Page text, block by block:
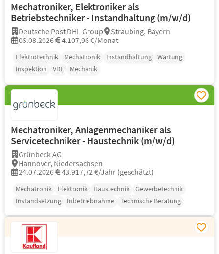
Mechatroniker, Elektroniker als
Betriebstechniker - Instandhaltung (m/w/d)
Deutsche Post DHL Group
Straubing, Bayern
06.08.2026
4.107,96 €/Monat
Elektrotechnik Mechatronik Instandhaltung
Wartung
Inspektion
VDE Mechanik
Mechatroniker, Anlagenmechaniker als
Servicetechniker - Haustechnik (m/w/d)
Grünbeck AG
Hannover, Niedersachsen
24.07.2026
43.917,72 €/Jahr (geschätzt)
Mechatronik Elektronik Haustechnik
Gewerbetechnik
Instandsetzung
Inbetriebnahme Technische Beratung